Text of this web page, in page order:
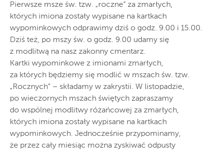
Pierwsze msze św. tzw. „roczne” za zmarłych,
których imiona zostały wypisane na kartkach
wypominkowych odprawimy dziś o godz. 9.00 i 15.00.
Dziś też, po mszy św. o godz. 9.00 udamy się
z modlitwą na nasz zakonny cmentarz.
Kartki wypominkowe z imionami zmarłych,
za których będziemy się modlić w mszach św. tzw.
„Rocznych” – składamy w zakrystii. W listopadzie,
po wieczornych mszach świętych zapraszamy
do wspólnej modlitwy różańcowej za zmarłych,
których imiona zostały wypisane na kartkach
wypominkowych. Jednocześnie przypominamy,
że przez cały miesiąc można zyskiwać odpusty